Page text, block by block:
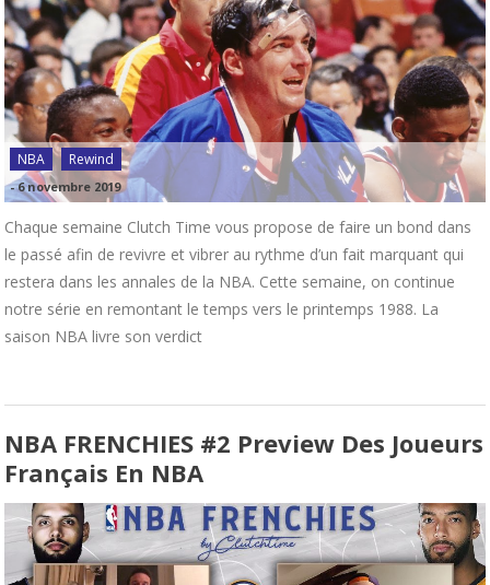
NBA Rewind
-6 novembre 2019
Chaque semaine Clutch Time vous propose de faire un bond dans
le passé afin de revivre et vibrer au rythme d’un fait marquant qui
restera dans les annales de la NBA. Cette semaine, on continue
notre série en remontant le temps vers le printemps 1988. La
saison NBA livre son verdict
NBA FRENCHIES #2 Preview Des Joueurs
Français En NBA